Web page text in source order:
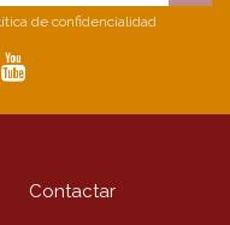
de confidencialidad
Contactar